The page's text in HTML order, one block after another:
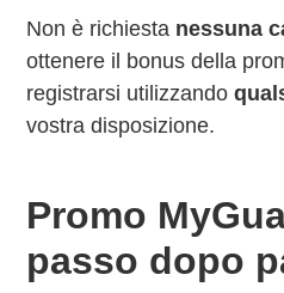
Non è richiesta nessuna
ottenere il bonus della
registrarsi utilizzando
vostra disposizione.
Promo
passo dopo